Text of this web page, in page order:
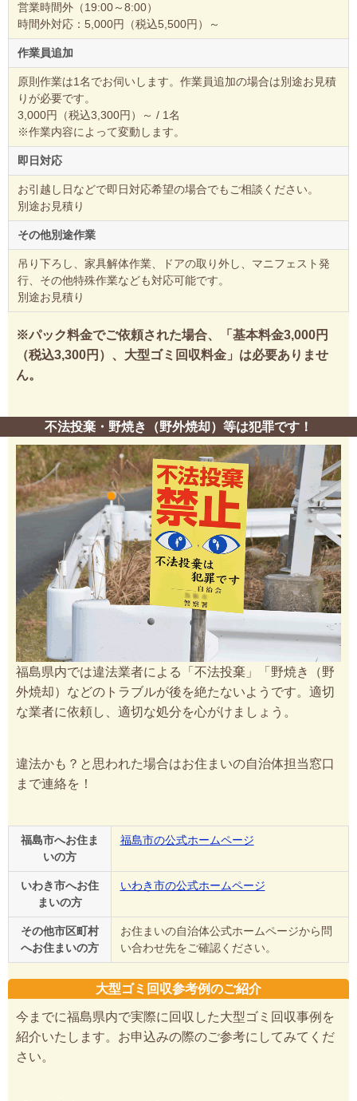
営業時間外（19:00～8:00）
時間外対応：5,000円（税込5,500円）～
作業員追加
原則作業は1名でお伺いします。作業員追加の場合は別途お見積
りが必要です。
3,000円（税込3,300円）～ / 1名
※作業内容によって変動します。
即日対応
お引越し日などで即日対応希望の場合でもご相談ください。
別途お見積り
その他別途作業
吊り下ろし、家具解体作業、ドアの取り外し、マニフェスト発
行、その他特殊作業なども対応可能です。
別途お見積り
※パック料金でご依頼された場合、「基本料金3,000円
（税込3,300円）、大型ゴミ回収料金」は必要ありませ
ん。
不法投棄・野焼き（野外焼却）等は犯罪です！
福島県内では違法業者による「不法投棄」「野焼き（野
外焼却）などのトラブルが後を絶たないようです。適切
な業者に依頼し、適切な処分を心がけましょう。
違法かも？と思われた場合はお住まいの自治体担当窓口
まで連絡を！
福島市へお住ま
いの方
福島市の公式ホームページ
いわき市へお住
まいの方
いわき市の公式ホームページ
その他市区町村
へお住まいの方
お住まいの自治体公式ホームページから問
い合わせ先をご確認ください。
大型ゴミ回収参考例のご紹介
今までに福島県内で実際に回収した大型ゴミ回収事例を
紹介いたします。お申込みの際のご参考にしてみてくだ
さい。